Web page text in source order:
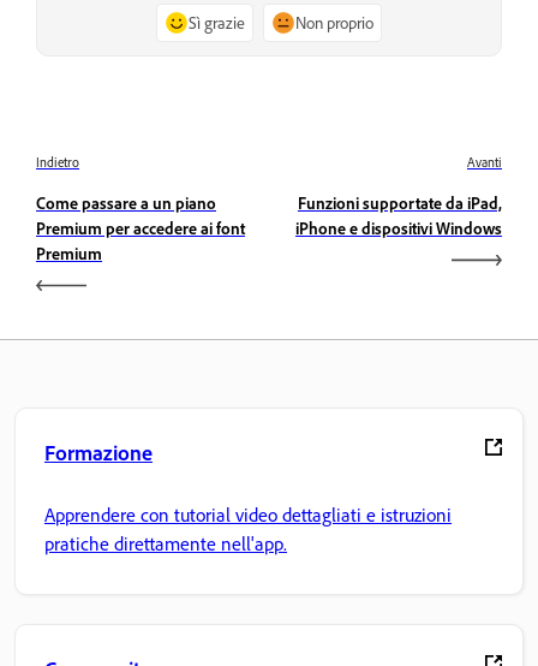
Sì grazie Non proprio
Indietro
Come passare a un piano
Premium per accedere ai font
Premium
Avanti
Funzioni supportate da iPad,
iPhone e dispositivi Windows
Formazione
Apprendere con tutorial video dettagliati e istruzioni
pratiche direttamente nell'app.